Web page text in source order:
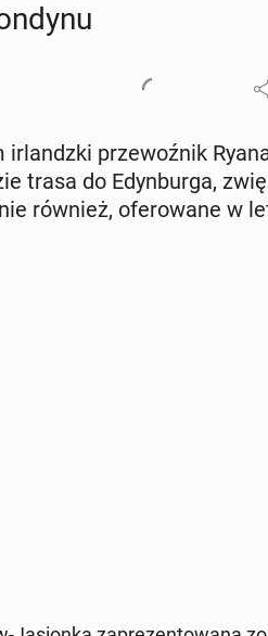
ir­landz­ki prze­woź­nik
trasa do Edyn­bur­ga,
również, ofe­ro­wa­ne w